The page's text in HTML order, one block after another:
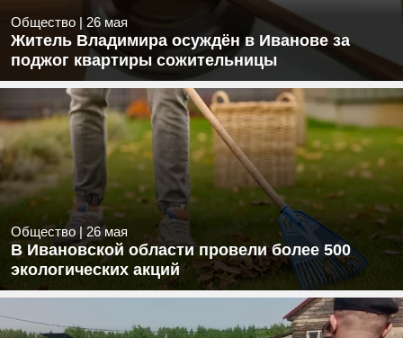
Общество | 26 мая
Житель Владимира осуждён в Иванове за
поджог квартиры сожительницы
Общество | 26 мая
В Ивановской области провели более 500
экологических акций